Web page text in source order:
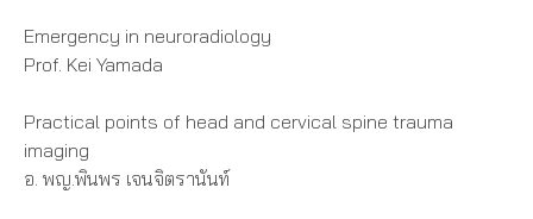
Emergency in neuroradiology
Prof. Kei Yamada
Practical points of head and cervical spine trauma
imaging
อ. พญ.พินพร เจนจิตรานันท์